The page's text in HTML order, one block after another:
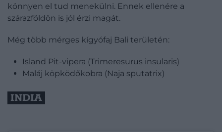
könnyen el tud menekülni. Ennek ellenére a
szárazföldön is jól érzi magát.
Még több mérges kígyófaj Bali területén:
Island Pit-vipera (Trimeresurus insularis)
Maláj köpködőkobra (Naja sputatrix)
INDIA